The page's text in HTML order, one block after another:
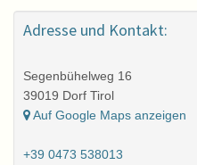
Adresse und Kontakt:
Segenbühelweg 16
39019 Dorf Tirol
Auf Google Maps anzeigen
+39 0473 538013